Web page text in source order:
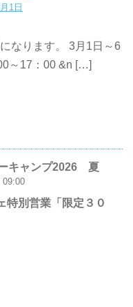
1日
なります。 3月1日～6
～17：00 &n […]
キャンプ2026 夏
09:00
特別営業「限定３０